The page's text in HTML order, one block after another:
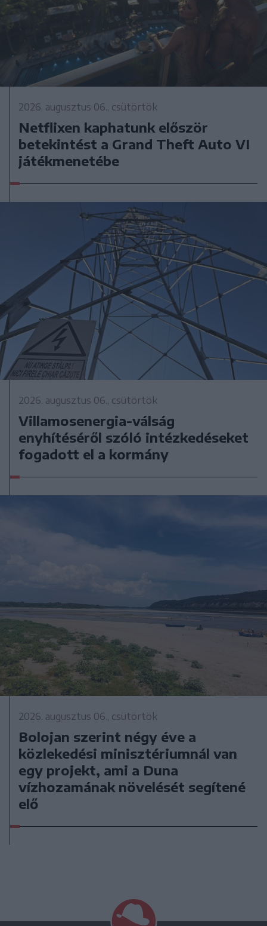
2026. augusztus 06., csütörtök
Netflixen kaphatunk először
betekintést a Grand Theft Auto VI
játékmenetébe
2026. augusztus 06., csütörtök
Villamosenergia-válság
enyhítéséről szóló intézkedéseket
fogadott el a kormány
2026. augusztus 06., csütörtök
Bolojan szerint négy éve a
közlekedési minisztériumnál van
egy projekt, ami a Duna
vízhozamának növelését segítené
elő